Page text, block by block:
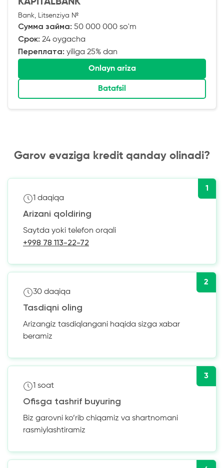
Bank, Litsenziya №
Сумма займа: 50 000 000 so'm
Срок: 24 oygacha
Переплата: yiliga 25% dan
Onlayn ariza
Batafsil
Garov evaziga kredit qanday olinadi?
1
1 daqiqa
Arizani qoldiring
Saytda yoki telefon orqali
+998 78 113-22-72
2
30 daqiqa
Tasdiqni oling
Arizangiz tasdiqlangani haqida sizga xabar
beramiz
3
1 soat
Ofisga tashrif buyuring
Biz garovni ko’rib chiqamiz va shartnomani
rasmiylashtiramiz